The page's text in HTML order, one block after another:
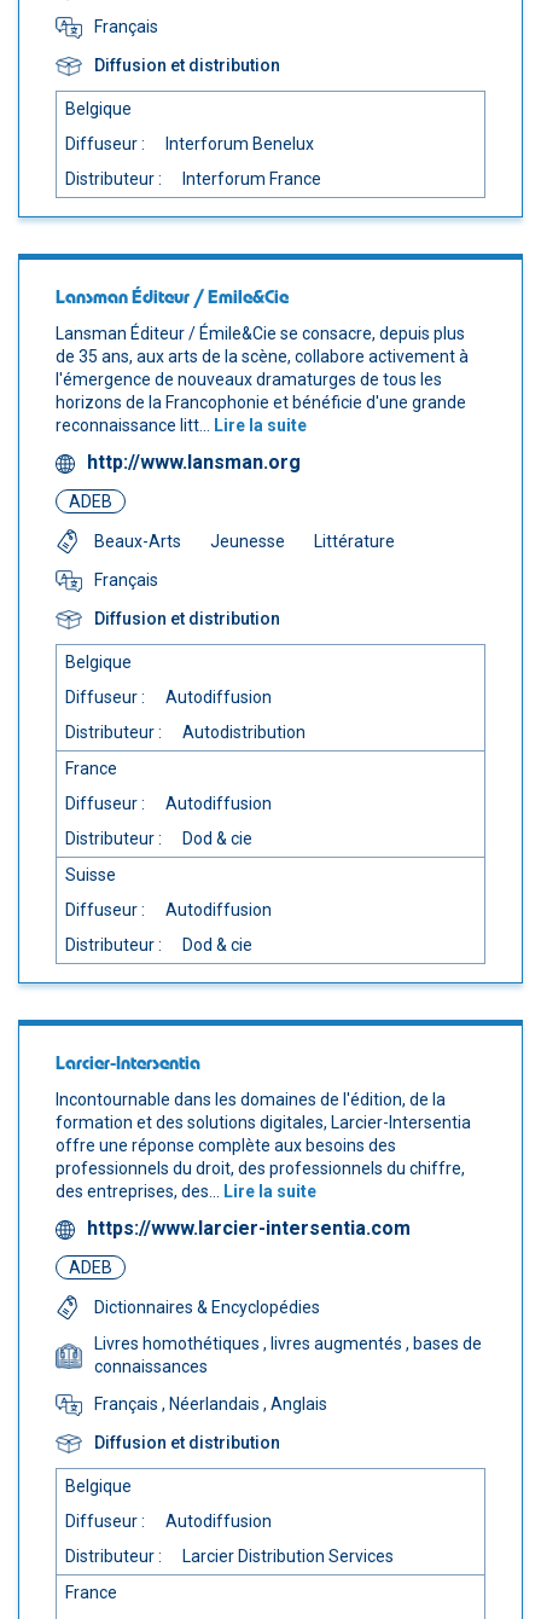
Français
Diffusion et distribution
Belgique
Diffuseur :
Interforum Benelux
Distributeur :
Interforum France
Lansman Éditeur / Emile&Cie
Lansman Éditeur / Émile&Cie se consacre, depuis plus
de 35 ans, aux arts de la scène, collabore activement à
l'émergence de nouveaux dramaturges de tous les
horizons de la Francophonie et bénéficie d'une grande
reconnaissance litt... Lire la suite
http://www.lansman.org
ADEB
Beaux-Arts Jeunesse
Littérature
Français
Diffusion et distribution
Belgique
Diffuseur :
Autodiffusion
Distributeur :
Autodistribution
France
Diffuseur :
Autodiffusion
Distributeur :
Dod & cie
Suisse
Diffuseur :
Autodiffusion
Distributeur :
Dod & cie
Larcier-Intersentia
Incontournable dans les domaines de l'édition, de la
formation et des solutions digitales, Larcier-Intersentia
offre une réponse complète aux besoins des
professionnels du droit, des professionnels du chiffre,
des entreprises, des... Lire la suite
https://www.larcier-intersentia.com
ADEB
Dictionnaires & Encyclopédies
Livres homothétiques , livres augmentés , bases de
connaissances
Français , Néerlandais , Anglais
Diffusion et distribution
Belgique
Diffuseur :
Autodiffusion
Distributeur :
Larcier Distribution Services
France